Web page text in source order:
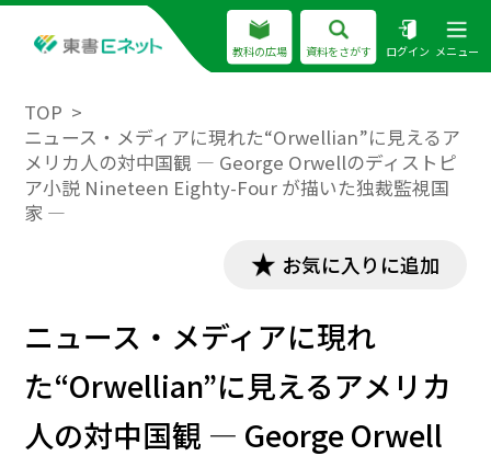
教科の広場 資料をさがす ログイン メニュー
TOP
ニュース・メディアに現れた“Orwellian”に見えるア
メリカ人の対中国観 ― George Orwellのディストピ
ア小説 Nineteen Eighty-Four が描いた独裁監視国
家 ―
お気に入りに追加
ニュース・メディアに現れ
た“Orwellian”に見えるアメリカ
人の対中国観 ― George Orwell